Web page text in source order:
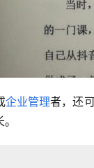
企业管理者，还